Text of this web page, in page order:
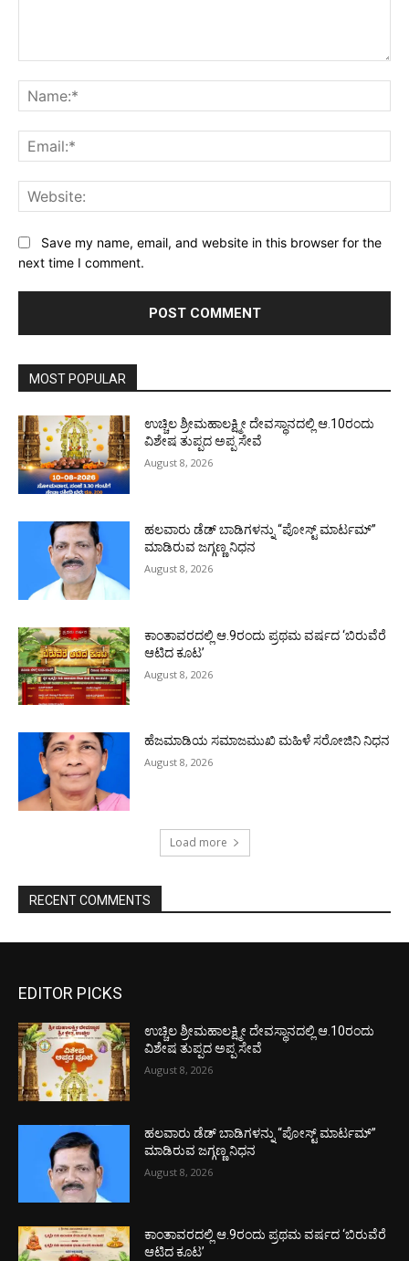
Save my name, email, and website in this browser for the
next time I comment.
MOST POPULAR
ಉಚ್ಚಿಲ ಶ್ರೀಮಹಾಲಕ್ಷ್ಮೀ ದೇವಸ್ಥಾನದಲ್ಲಿ ಆ.10ರಂದು
ವಿಶೇಷ ತುಪ್ಪದ ಅಪ್ಪ ಸೇವೆ
August 8, 2026
ಹಲವಾರು ಡೆಡ್ ಬಾಡಿಗಳನ್ನು “ಪೋಸ್ಟ್ ಮಾರ್ಟಮ್”
ಮಾಡಿರುವ ಜಗ್ಗಣ್ಣ ನಿಧನ
August 8, 2026
ಕಾಂತಾವರದಲ್ಲಿ ಆ.9ರಂದು ಪ್ರಥಮ ವರ್ಷದ ‘ಬಿರುವೆರೆ
ಆಟಿದ ಕೂಟ’
August 8, 2026
ಹೆಜಮಾಡಿಯ ಸಮಾಜಮುಖಿ ಮಹಿಳೆ ಸರೋಜಿನಿ ನಿಧನ
August 8, 2026
Load more
RECENT COMMENTS
EDITOR PICKS
ಉಚ್ಚಿಲ ಶ್ರೀಮಹಾಲಕ್ಷ್ಮೀ ದೇವಸ್ಥಾನದಲ್ಲಿ ಆ.10ರಂದು
ವಿಶೇಷ ತುಪ್ಪದ ಅಪ್ಪ ಸೇವೆ
August 8, 2026
ಹಲವಾರು ಡೆಡ್ ಬಾಡಿಗಳನ್ನು “ಪೋಸ್ಟ್ ಮಾರ್ಟಮ್”
ಮಾಡಿರುವ ಜಗ್ಗಣ್ಣ ನಿಧನ
August 8, 2026
ಕಾಂತಾವರದಲ್ಲಿ ಆ.9ರಂದು ಪ್ರಥಮ ವರ್ಷದ ‘ಬಿರುವೆರೆ
ಆಟಿದ ಕೂಟ’